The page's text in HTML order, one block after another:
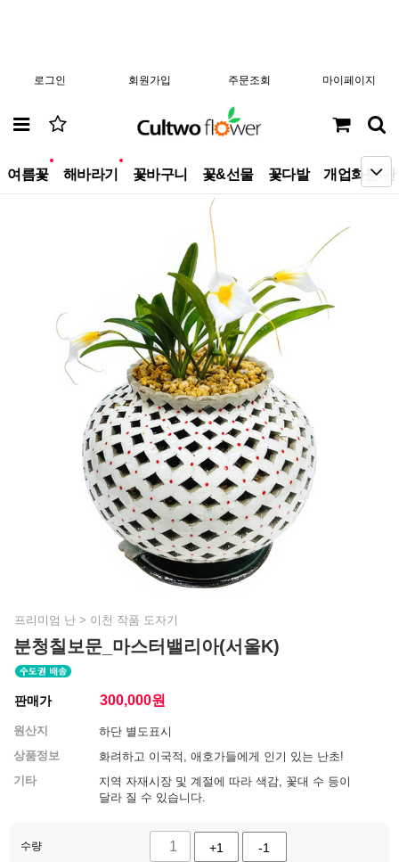
로그인 회원가입 주문조회 마이페이지
여름꽃 해바라기 꽃바구니 꽃&선물 꽃다발 개업화분/
프리미엄 난 > 이천 작품 도자기
분청칠보문_마스터밸리아(서울K)
판매가 300,000원
원산지
하단 별도표시
상품정보
화려하고 이국적, 애호가들에게 인기 있는 난초!
기타
지역 자재시장 및 계절에 따라 색감, 꽃대 수 등이
달라 질 수 있습니다.
수량 +1 -1